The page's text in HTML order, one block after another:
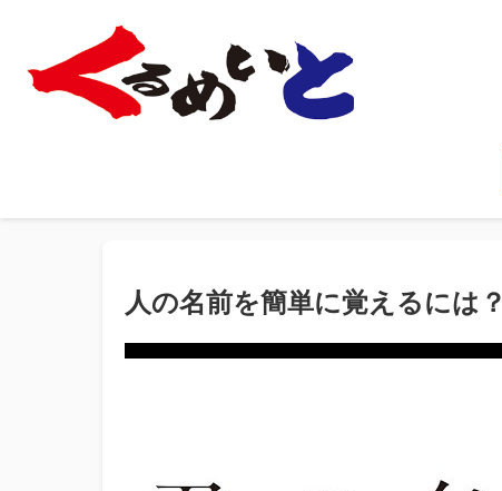
人の名前を簡単に覚えるには？